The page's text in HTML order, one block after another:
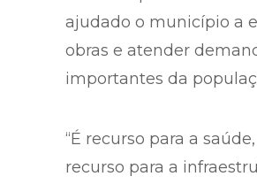
ajudado o município a
obras e atender
importantes da
“É recurso para a
recurso para a